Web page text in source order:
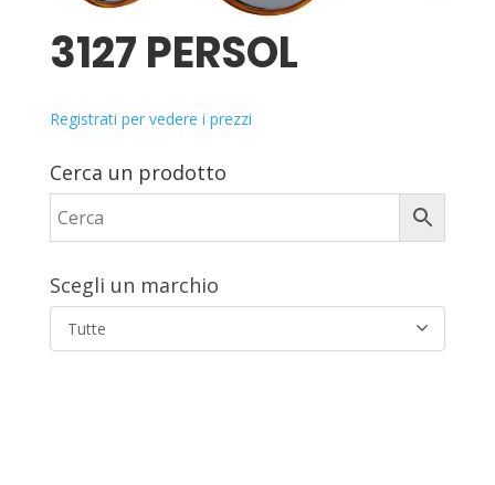
3127 PERSOL
Registrati per vedere i prezzi
Cerca un prodotto
Scegli un marchio
Tutte